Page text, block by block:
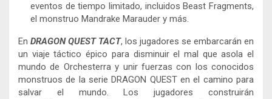
eventos de tiempo limitado, incluidos Beast Fragments,
el monstruo Mandrake Marauder y más.
En DRAGON QUEST TACT, los jugadores se embarcarán en
un viaje táctico épico para disminuir el mal que asola el
mundo de Orchesterra y unir fuerzas con los conocidos
monstruos de la serie DRAGON QUEST en el camino para
salvar el mundo. Los jugadores construirán